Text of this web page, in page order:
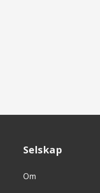
Selskap
Om